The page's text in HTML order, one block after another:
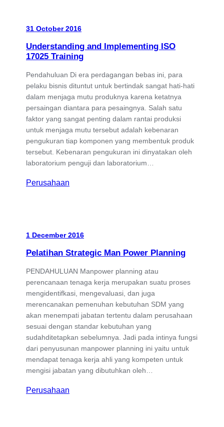
31 October 2016
Understanding and Implementing ISO
17025 Training
Pendahuluan Di era perdagangan bebas ini, para
pelaku bisnis dituntut untuk bertindak sangat hati-hati
dalam menjaga mutu produknya karena ketatnya
persaingan diantara para pesaingnya. Salah satu
faktor yang sangat penting dalam rantai produksi
untuk menjaga mutu tersebut adalah kebenaran
pengukuran tiap komponen yang membentuk produk
tersebut. Kebenaran pengukuran ini dinyatakan oleh
laboratorium penguji dan laboratorium…
Perusahaan
1 December 2016
Pelatihan Strategic Man Power Planning
PENDAHULUAN Manpower planning atau
perencanaan tenaga kerja merupakan suatu proses
mengidentifkasi, mengevaluasi, dan juga
merencanakan pemenuhan kebutuhan SDM yang
akan menempati jabatan tertentu dalam perusahaan
sesuai dengan standar kebutuhan yang
sudahditetapkan sebelumnya. Jadi pada intinya fungsi
dari penyusunan manpower planning ini yaitu untuk
mendapat tenaga kerja ahli yang kompeten untuk
mengisi jabatan yang dibutuhkan oleh…
Perusahaan